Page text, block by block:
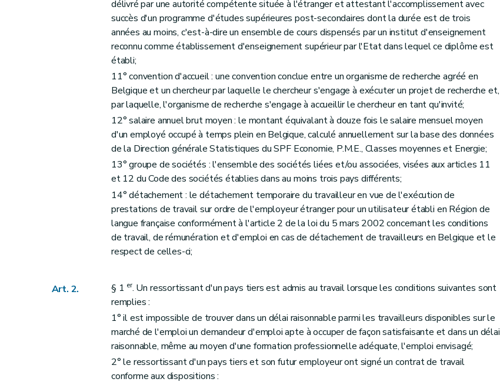
Art. 71
Section 2 Introduction d'une admission au travail pour une période illimitée
Section 3 Introduction d'une demande d'admission au travail pour une période limitée prévues à l'article 4
Art. 73
Art. 74
Section 4 Décision prise sur base d'une demande d'admission au travail et voies de recours
Art. 75
Art. 76
Art. 77
Art. 79
Chapitre V Rémunération
Chapitre VI Dispositions en matière de traitement des données
Chapitre VII Dispositions abrogatoire, transitoire et finales
délivré par une autorité compétente située à l'étranger et attestant l'accomplissement avec
succès d'un programme d'études supérieures post-secondaires dont la durée est de trois
années au moins, c'est-à-dire un ensemble de cours dispensés par un institut d'enseignement
reconnu comme établissement d'enseignement supérieur par l'Etat dans lequel ce diplôme est
établi;
11° convention d'accueil : une convention conclue entre un organisme de recherche agréé en
Belgique et un chercheur par laquelle le chercheur s'engage à exécuter un projet de recherche et,
par laquelle, l'organisme de recherche s'engage à accueillir le chercheur en tant qu'invité;
12° salaire annuel brut moyen : le montant équivalant à douze fois le salaire mensuel moyen
d'un employé occupé à temps plein en Belgique, calculé annuellement sur la base des données
de la Direction générale Statistiques du SPF Economie, P.M.E., Classes moyennes et Energie;
13° groupe de sociétés : l'ensemble des sociétés liées et/ou associées, visées aux articles 11
et 12 du Code des sociétés établies dans au moins trois pays différents;
14° détachement : le détachement temporaire du travailleur en vue de l'exécution de
prestations de travail sur ordre de l'employeur étranger pour un utilisateur établi en Région de
langue française conformément à l'article 2 de la loi du 5 mars 2002 concernant les conditions
de travail, de rémunération et d'emploi en cas de détachement de travailleurs en Belgique et le
respect de celles-ci;
Art. 2. § 1 er. Un ressortissant d'un pays tiers est admis au travail lorsque les conditions suivantes sont
remplies :
1° il est impossible de trouver dans un délai raisonnable parmi les travailleurs disponibles sur le
marché de l'emploi un demandeur d'emploi apte à occuper de façon satisfaisante et dans un délai
raisonnable, même au moyen d'une formation professionnelle adéquate, l'emploi envisagé;
2° le ressortissant d'un pays tiers et son futur employeur ont signé un contrat de travail
conforme aux dispositions :